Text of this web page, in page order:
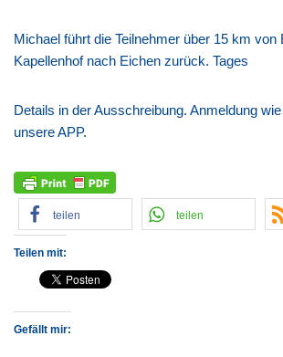
Michael führt die Teilnehmer über 15 km von
Kapellenhof nach Eichen zurück. Tages
Details in der Ausschreibung. Anmeldung
unsere APP.
teilen teilen
Teilen mit:
Gefällt mir: